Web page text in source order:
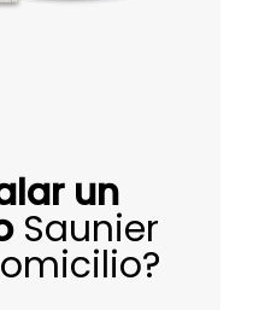
un
Saunier